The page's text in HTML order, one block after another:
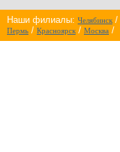
Наши филиалы: Челябинск/
Пермь / Красноярск/ Москва /